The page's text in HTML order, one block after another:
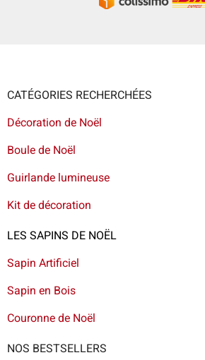
CATÉGORIES RECHERCHÉES
Décoration de Noël
Boule de Noël
Guirlande lumineuse
Kit de décoration
LES SAPINS DE NOËL
Sapin Artificiel
Sapin en Bois
Couronne de Noël
NOS BESTSELLERS